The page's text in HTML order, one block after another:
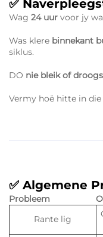
✅
Wag 24 uur voor jy
Was klere binnekant
siklus.
DO nie bleik of
Vermy hoë hitte in
✅ Algemene
Probleem
Rante lig